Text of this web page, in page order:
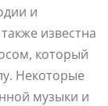
и
известна
который
Некоторые
музыки и